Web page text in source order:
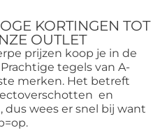
KORTINGEN TOT
OUTLET
prijzen koop je in de
tegels van A-
merken. Het betreft
en
wees er snel bij want